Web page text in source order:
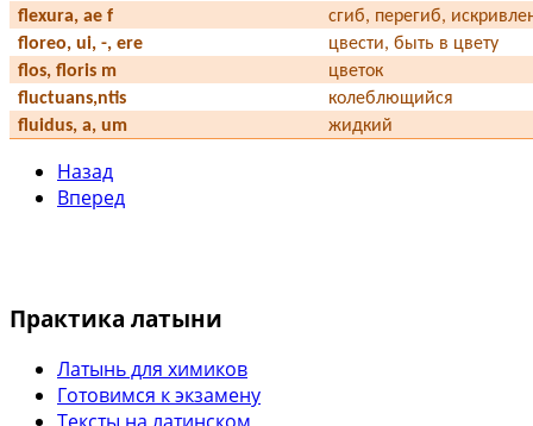
flexura, ae f
сгиб, перегиб,
floreo, ui, -, ere
цвести, быть в цвету
flos, floris m
цветок
fluctuans,ntis
колеблющийся
fluidus, a, um
жидкий
Назад
Вперед
Практика латыни
Латынь для химиков
Готовимся к экзамену